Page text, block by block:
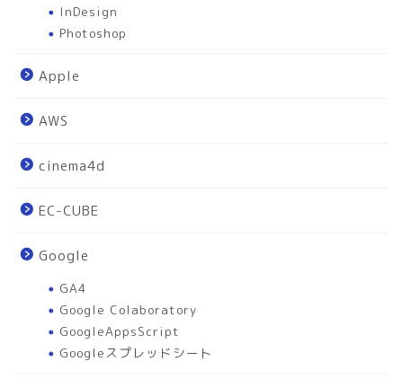
InDesign
Photoshop
Apple
AWS
cinema4d
EC-CUBE
Google
GA4
Google Colaboratory
GoogleAppsScript
Googleスプレッドシート